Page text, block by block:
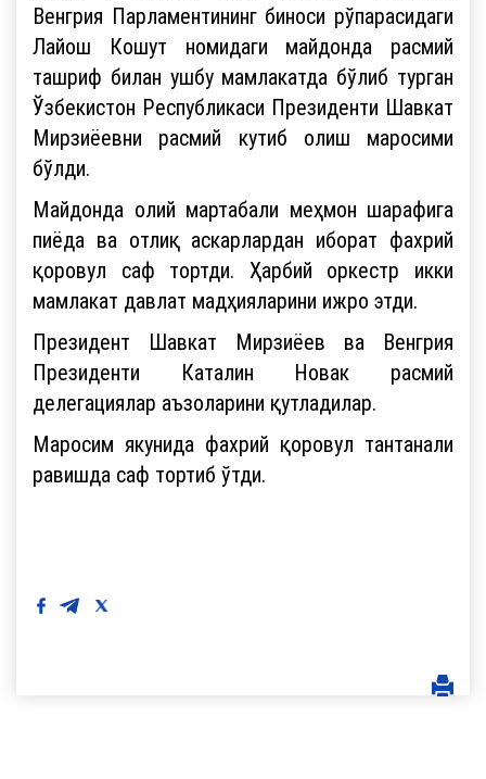
Венгрия Парламентининг биноси рўпарасидаги
Лайош Кошут номидаги майдонда расмий
ташриф билан ушбу мамлакатда бўлиб турган
Ўзбекистон Республикаси Президенти Шавкат
Мирзиёевни расмий кутиб олиш маросими
бўлди.
Майдонда олий мартабали меҳмон шарафига
пиёда ва отлиқ аскарлардан иборат фахрий
қоровул саф тортди. Ҳарбий оркестр икки
мамлакат давлат мадҳияларини ижро этди.
Президент Шавкат Мирзиёев ва Венгрия
Президенти Каталин Новак расмий
делегациялар аъзоларини қутладилар.
Маросим якунида фахрий қоровул тантанали
равишда саф тортиб ўтди.